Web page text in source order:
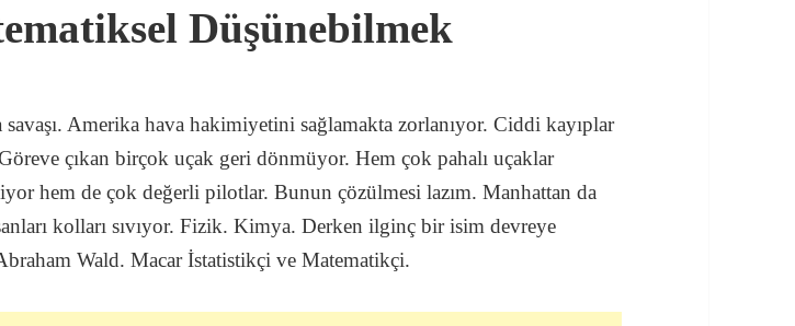
Düşünebilmek
savaşı. Amerika hava hakimiyetini sağlamakta zorlanıyor. Ciddi kayıplar
çıkan birçok uçak geri dönmüyor. Hem çok pahalı uçaklar
hem de çok değerli pilotlar. Bunun çözülmesi lazım. Manhattan da
kolları sıvıyor. Fizik. Kimya. Derken ilginç bir isim devreye
Wald. Macar İstatistikçi ve Matematikçi.